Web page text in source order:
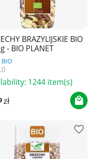
BRAZYLIJSKIE BIO
- BIO PLANET
BIO
1244 item(s)
zł